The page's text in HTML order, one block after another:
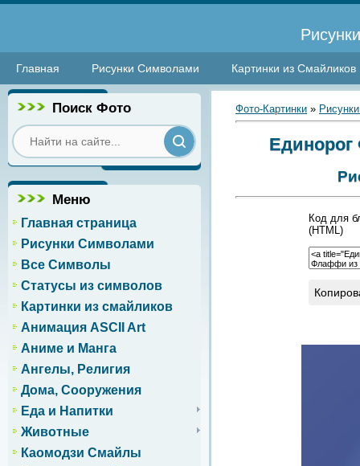
Главная Рисунки Символами Картинки из Смайликов
Поиск Фото
Меню
Главная страница
Рисунки Символами
Все Символы
Статусы из символов
Картинки из смайликов
Анимация ASCII Art
Аниме и Манга
Ангелы, Религия
Дома, Сооружения
Еда и Напитки
Животные
Каомодзи Смайлы
Фото-Картинки »
Единорог
Код для
(HTML)